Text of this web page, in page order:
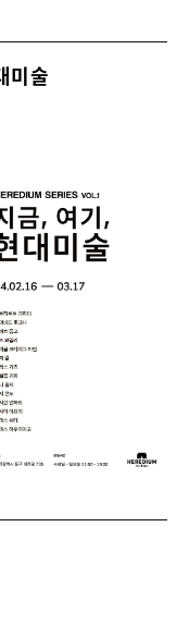
미술